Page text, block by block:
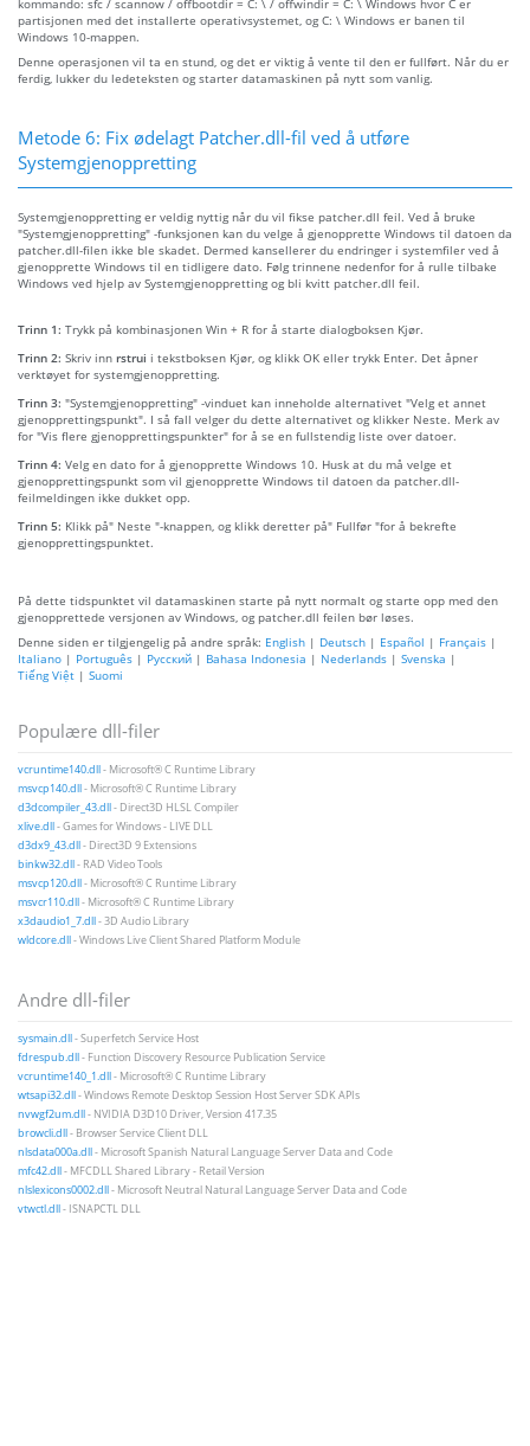
partisjonen med det installerte operativsystemet, og C: \ Windows er banen til
Windows 10-mappen.
Denne operasjonen vil ta en stund, og det er viktig å vente til den er fullført. Når du er
ferdig, lukker du ledeteksten og starter datamaskinen på nytt som vanlig.
Metode 6: Fix ødelagt Patcher.dll-fil ved å utføre
Systemgjenoppretting
Systemgjenoppretting er veldig nyttig når du vil fikse patcher.dll feil. Ved å bruke
"Systemgjenoppretting" -funksjonen kan du velge å gjenopprette Windows til datoen da
patcher.dll-filen ikke ble skadet. Dermed kansellerer du endringer i systemfiler ved å
gjenopprette Windows til en tidligere dato. Følg trinnene nedenfor for å rulle tilbake
Windows ved hjelp av Systemgjenoppretting og bli kvitt patcher.dll feil.
Trinn 1: Trykk på kombinasjonen Win + R for å starte dialogboksen Kjør.
Trinn 2: Skriv inn rstrui i tekstboksen Kjør, og klikk OK eller trykk Enter. Det åpner
verktøyet for systemgjenoppretting.
Trinn 3: "Systemgjenoppretting" -vinduet kan inneholde alternativet "Velg et annet
gjenopprettingspunkt". I så fall velger du dette alternativet og klikker Neste. Merk av
for "Vis flere gjenopprettingspunkter" for å se en fullstendig liste over datoer.
Trinn 4: Velg en dato for å gjenopprette Windows 10. Husk at du må velge et
gjenopprettingspunkt som vil gjenopprette Windows til datoen da patcher.dll-
feilmeldingen ikke dukket opp.
Trinn 5: Klikk på" Neste "-knappen, og klikk deretter på" Fullfør "for å bekrefte
gjenopprettingspunktet.
På dette tidspunktet vil datamaskinen starte på nytt normalt og starte opp med den
gjenopprettede versjonen av Windows, og patcher.dll feilen bør løses.
Denne siden er tilgjengelig på andre språk: English | Deutsch | Español | Français |
Italiano | Português | Русский | Bahasa Indonesia | Nederlands | Svenska |
Tiếng Việt | Suomi
Populære dll-filer
vcruntime140.dll- Microsoft® C Runtime Library
msvcp140.dll- Microsoft® C Runtime Library
d3dcompiler_43.dll- Direct3D HLSL Compiler
xlive.dll- Games for Windows - LIVE DLL
d3dx9_43.dll- Direct3D 9 Extensions
binkw32.dll- RAD Video Tools
msvcp120.dll- Microsoft® C Runtime Library
msvcr110.dll- Microsoft® C Runtime Library
x3daudio1_7.dll- 3D Audio Library
wldcore.dll- Windows Live Client Shared Platform Module
Andre dll-filer
sysmain.dll- Superfetch Service Host
fdrespub.dll- Function Discovery Resource Publication Service
vcruntime140_1.dll- Microsoft® C Runtime Library
wtsapi32.dll- Windows Remote Desktop Session Host Server SDK APIs
nvwgf2um.dll- NVIDIA D3D10 Driver, Version 417.35
browcli.dll- Browser Service Client DLL
nlsdata000a.dll- Microsoft Spanish Natural Language Server Data and Code
mfc42.dll- MFCDLL Shared Library - Retail Version
nlslexicons0002.dll- Microsoft Neutral Natural Language Server Data and Code
vtwctl.dll- ISNAPCTL DLL